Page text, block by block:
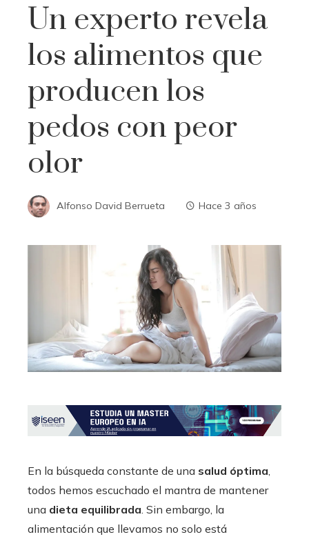
Un experto revela
los alimentos que
producen los
pedos con peor
olor
Alfonso David Berrueta Hace 3 años
En la búsqueda constante de una salud óptima,
todos hemos escuchado el mantra de mantener
una dieta equilibrada. Sin embargo, la
alimentación que llevamos no solo está